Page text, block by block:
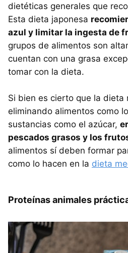
dietéticas generales que
Esta dieta japonesa
azul y limitar la ingesta de
grupos de alimentos son
cuentan con una grasa
tomar con la dieta.
Si bien es cierto que la dieta
eliminando alimentos como
sustancias como el azúcar,
pescados grasos y los
alimentos sí deben formar
como lo hacen en la dieta
Proteínas animales